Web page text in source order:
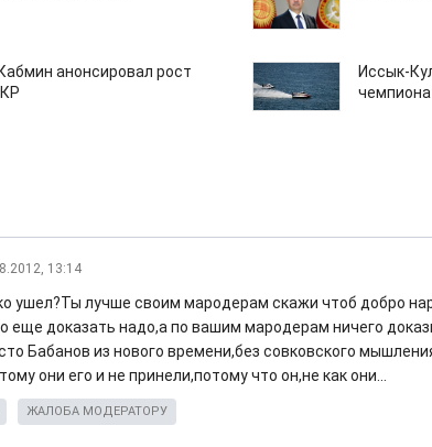
анонсировал рост
Иссык-
13:14
ушел?Ты лучше своим мародерам скажи чтоб добро
еще доказать надо,а по вашим мародерам ничего
Бабанов из нового времени,без совковского
они его и не принели,потому что он,не как они...
ЖАЛОБА МОДЕРАТОРУ